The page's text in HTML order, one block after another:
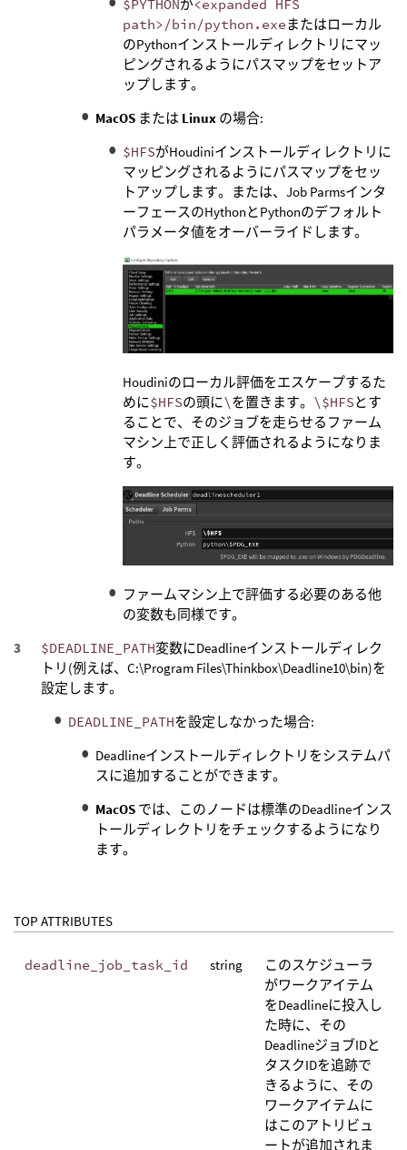
$PYTHONが<expanded HFS
path>/bin/python.exeまたはローカル
のPythonインストールディレクトリにマッ
ピングされるようにパスマップをセットア
ップします。
MacOS または Linux の場合:
$HFSがHoudiniインストールディレクトリに
マッピングされるようにパスマップをセッ
トアップします。または、Job Parmsインタ
ーフェースのHythonとPythonのデフォルト
パラメータ値をオーバーライドします。
Houdiniのローカル評価をエスケープするた
めに$HFSの頭に\を置きます。 \$HFSとす
ることで、そのジョブを走らせるファーム
マシン上で正しく評価されるようになりま
す。
ファームマシン上で評価する必要のある他
の変数も同様です。
$DEADLINE_PATH変数にDeadlineインストールディレク
トリ(例えば、C:\Program Files\Thinkbox\Deadline10\bin)を
設定します。
DEADLINE_PATHを設定しなかった場合:
Deadlineインストールディレクトリをシステムパ
スに追加することができます。
MacOS では、このノードは標準のDeadlineインス
トールディレクトリをチェックするようになり
ます。
TOP ATTRIBUTES
deadline_job_task_id string
このスケジューラ
がワークアイテム
をDeadlineに投入し
た時に、その
DeadlineジョブIDと
タスクIDを追跡で
きるように、その
ワークアイテムに
はこのアトリビュ
ートが追加されま